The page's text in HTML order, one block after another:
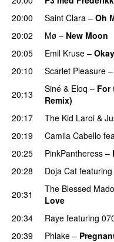
20:00
Saint Clara – Oh
20:02
Mø – New Moon
20:05
Emil Kruse –
20:10
Scarlet Pleasure –
20:13
Siné & Eloq – For
Remix)
20:17
The Kid Laroi &
20:19
Camila Cabello
20:25
PinkPantheress –
20:28
Doja Cat featuring
20:31 The Blessed
Love
20:34
Raye featuring
20:39
Phlake –